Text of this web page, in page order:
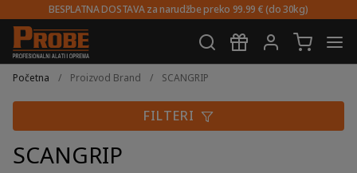
BESPLATNA DOSTAVA za narudžbe preko 99.99 € (do 30kg)
Preskoči
na
Skoči
do
Početna / Proizvod Brand / SCANGRIP
SCANGRIP
FILTERI